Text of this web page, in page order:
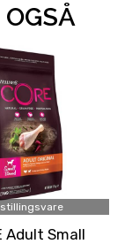
Adult Small